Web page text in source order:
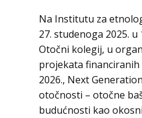
Na Institutu za
27. studenoga 2025. u
Otočni kolegij, u
projekata financiranih
2026., Next
otočnosti – otočne
budućnosti kao